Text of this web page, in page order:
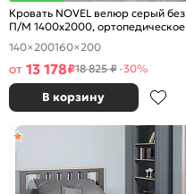
Кровать NOVEL велюр серый без
П/М 1400x2000, ортопедическое
основание, изголовье мягкое
140×200160×200
от 13 178₽18 825 ₽-30%
В корзину